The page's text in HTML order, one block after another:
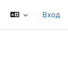
Вход